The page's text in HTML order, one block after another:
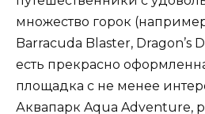
множество горок
Barracuda Blaster, Dragon’s
есть прекрасно
площадка с не менее
Аквапарк Aqua Adventure,